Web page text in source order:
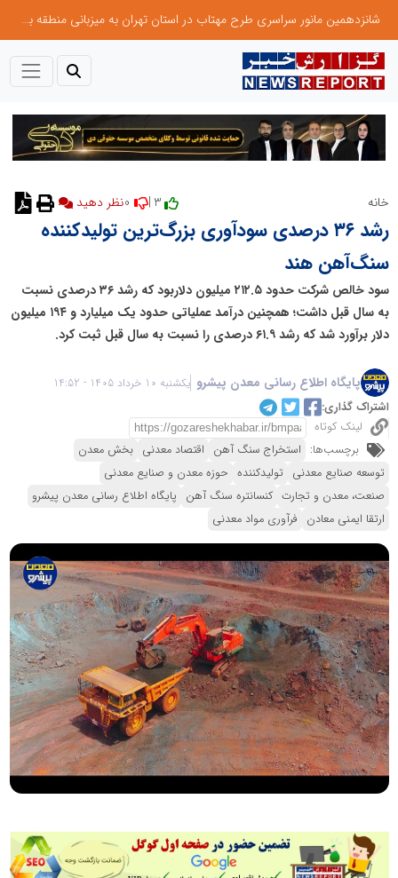
شانزدهمین مانور سراسری طرح مهتاب در استان تهران به میزبانی منطقه برق لواسان
خانه 3 | نظر دهید
رشد ۳۶ درصدی سودآوری بزرگ‌ترین تولیدکننده
سنگ‌آهن هند
سود خالص شرکت حدود ۲۱۲.۵ میلیون دلار بود که رشد ۳۶ درصدی نسبت
به سال قبل داشت؛ همچنین درآمد عملیاتی حدود یک میلیارد و ۱۹۴ میلیون
دلار برآورد شد که رشد ۶۱.۹ درصدی را نسبت به سال قبل ثبت کرد.
پایگاه اطلاع رسانی معدن پیشرو یکشنبه 10 خرداد 1405 - 14:52
اشتراک گذاری:
لینک کوتاه
برچسب‌ها: استخراج سنگ آهن اقتصاد معدنی بخش معدن
توسعه صنایع معدنی تولیدکننده حوزه معدن و صنایع معدنی
صنعت، معدن و تجارت کنسانتره سنگ آهن پایگاه اطلاع رسانی معدن پیشرو
ارتقا ایمنی معادن فرآوری مواد معدنی